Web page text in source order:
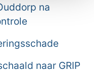
na
naar GRIP